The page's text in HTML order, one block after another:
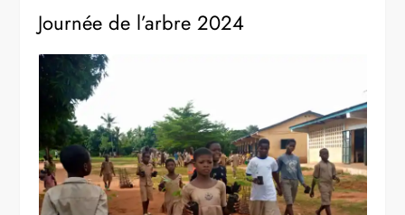
Journée de l’arbre 2024